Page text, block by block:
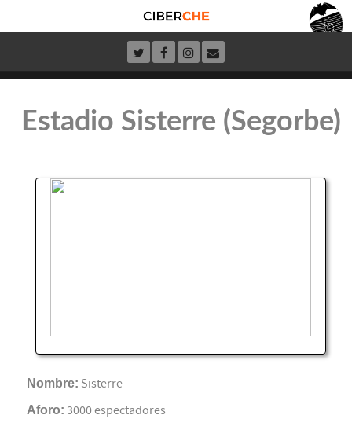
Estadio Sisterre (Segorbe)
Nombre: Sisterre
Aforo: 3000 espectadores